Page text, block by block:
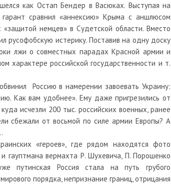
как Остап Бендер в Васюках. Выступая на
сравнил «аннексию» Крыма с аншлюсом
немцев» в Судетской области. Вместо
русофобскую истерику. Поставив на одну доску
лжи о совместных парадах Красной армии и
характере российской государственности и т.
Россию в намерении завоевать Украину:
Как вам удобнее». Ему даже пригрезились от
исчезли 200 тыс. российских военных, ранее
сбежали от восьмой по силе армии Европы? А
«героев», где рядом находятся фото
гауптмана вермахта Р. Шухевича, П. Порошенко
путинская Россия стала на путь грубого
порядка, непризнание границ, отрицания